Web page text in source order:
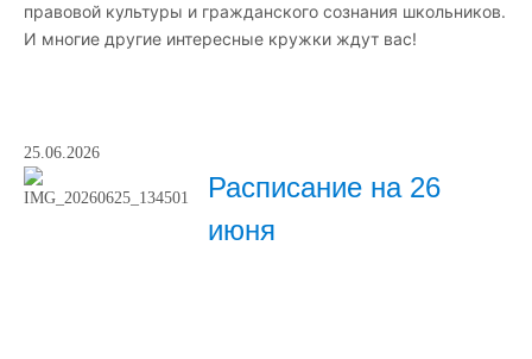
правовой культуры и гражданского сознания школьников.
25.06.2026
Расписание на 26
июня